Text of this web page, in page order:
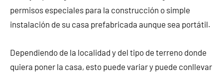
permisos especiales para la construcción o simple
instalación de su casa prefabricada aunque sea portátil.
Dependiendo de la localidad y del tipo de terreno donde
quiera poner la casa, esto puede variar y puede conllevar